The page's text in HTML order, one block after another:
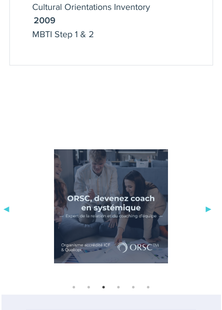
Cultural Orientations Inventory
2009
MBTI Step 1 & 2